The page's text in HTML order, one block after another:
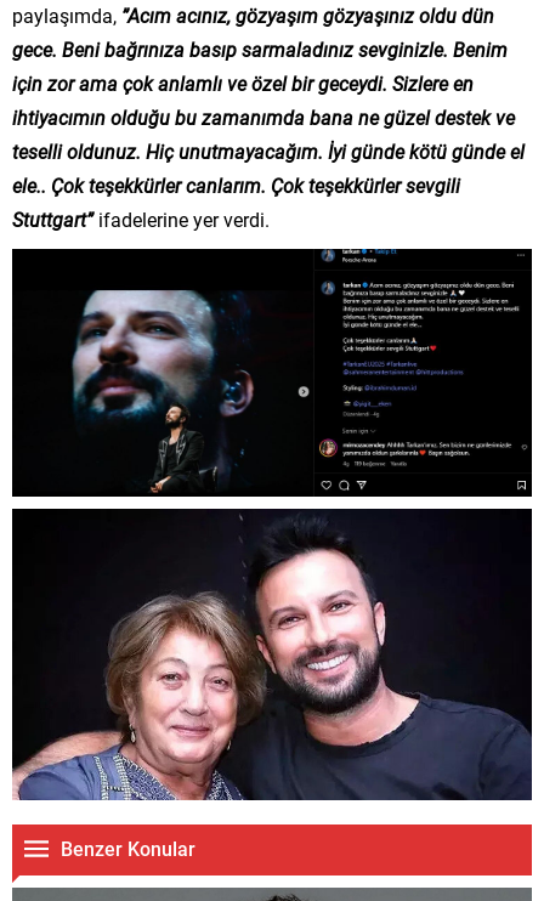
paylaşımda, ”Acım acınız, gözyaşım gözyaşınız oldu dün
gece. Beni bağrınıza basıp sarmaladınız sevginizle. Benim
için zor ama çok anlamlı ve özel bir geceydi. Sizlere en
ihtiyacımın olduğu bu zamanımda bana ne güzel destek ve
teselli oldunuz. Hiç unutmayacağım. İyi günde kötü günde el
ele.. Çok teşekkürler canlarım. Çok teşekkürler sevgili
Stuttgart”ifadelerine yer verdi.
Benzer Konular